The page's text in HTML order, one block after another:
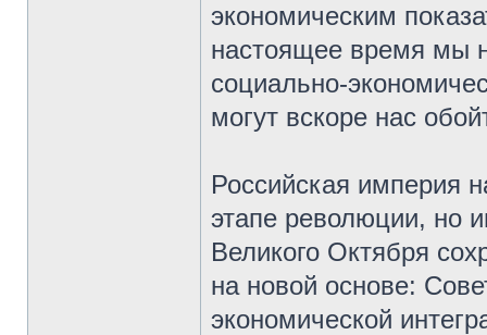
экономическим
настоящее время мы
социально-
могут вскоре нас
Российская империя
этапе революции, но
Великого Октября
на новой основе:
экономической